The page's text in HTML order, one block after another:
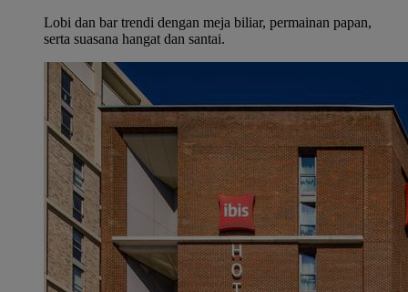
Lobi dan bar trendi dengan meja biliar, permainan papan,
serta suasana hangat dan santai.